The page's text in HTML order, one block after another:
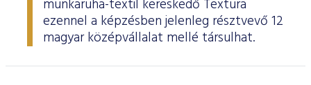
munkaruha-textil kereskedő Textura
ezennel a képzésben jelenleg résztvevő 12
magyar középvállalat mellé társulhat.